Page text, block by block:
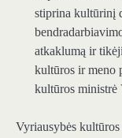
stiprina kultūrinį
atkaklumą ir
kultūros ir meno
kultūros ministrė
Vyriausybės